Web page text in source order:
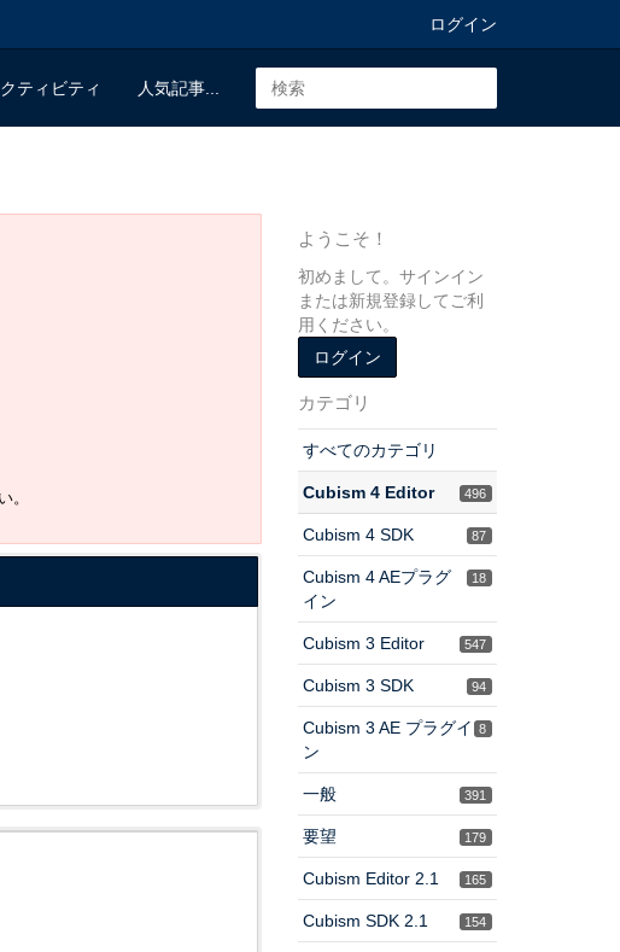
ログイン
ティビティ 人気記事...
。
ようこそ！
初めまして。サインイン
または新規登録してご利
用ください。
ログイン
カテゴリ
すべてのカテゴリ
496
Cubism 4 Editor
87
Cubism 4 SDK
18
Cubism 4 AEプラグ
イン
547
Cubism 3 Editor
94
Cubism 3 SDK
8
Cubism 3 AE プラグイ
ン
391
一般
179
要望
165
Cubism Editor 2.1
154
Cubism SDK 2.1